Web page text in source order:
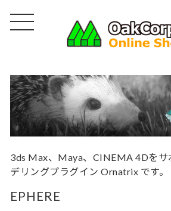
3ds Max、Maya、CINEMA 4Dをサ
デリングプラグイン Ornatrix です。
EPHERE